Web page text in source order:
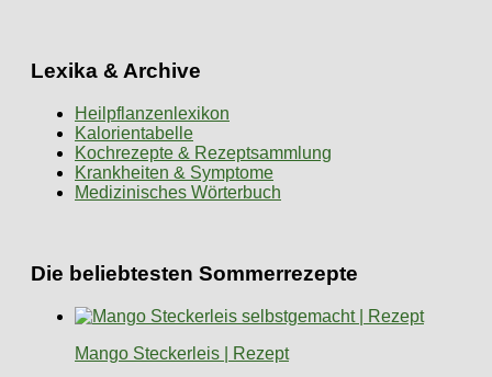
Lexika & Archive
Heilpflanzenlexikon
Kalorientabelle
Kochrezepte & Rezeptsammlung
Krankheiten & Symptome
Medizinisches Wörterbuch
Die beliebtesten Sommerrezepte
Mango Steckerleis | Rezept